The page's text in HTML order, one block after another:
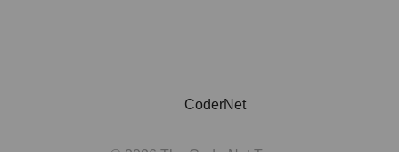
CoderNet